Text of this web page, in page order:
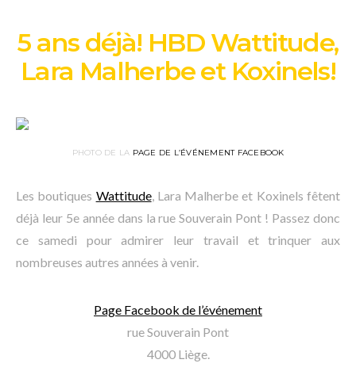
5 ans déjà! HBD Wattitude,
Lara Malherbe et Koxinels!
PHOTO DE LA PAGE DE L’ÉVÉNEMENT FACEBOOK
Les boutiques Wattitude, Lara Malherbe et Koxinels fêtent
déjà leur 5e année dans la rue Souverain Pont ! Passez donc
ce samedi pour admirer leur travail et trinquer aux
nombreuses autres années à venir.
Page Facebook de l’événement
rue Souverain Pont
4000 Liège.